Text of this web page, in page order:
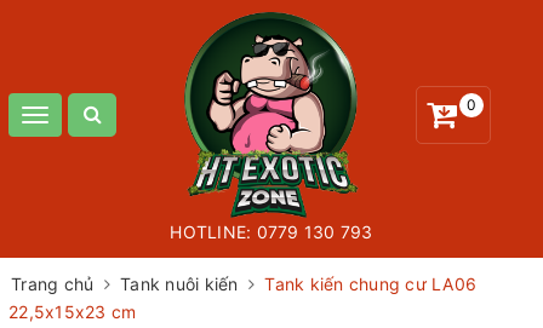
Toggle
0
HOTLINE: 0779 130 793
Trang chủ Tank nuôi kiến
Tank kiến chung cư LA06
22,5x15x23 cm